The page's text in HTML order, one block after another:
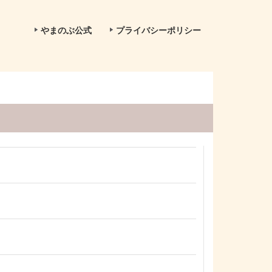
やまのぶ公式 プライバシーポリシー